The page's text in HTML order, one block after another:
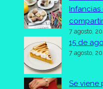
7 agosto,
15 de
7 agosto,
Se viene